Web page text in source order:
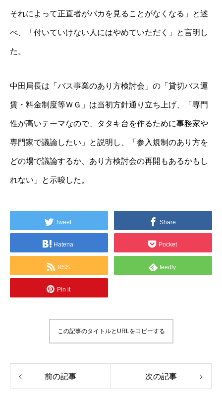
それによって正直者がバカを見ることがなくなる」と述
べ、「付いていけない人にはやめていただく」と言明し
た。
中田局長は「バス事業のあり方検討会」の「貸切バス運
賃・料金制度等ＷＧ」は当初方針通り立ち上げ、「専門
性が高いテーマなので、タタキ台を作るために事務家や
専門家で議論したい」と説明し、「参入規制のあり方を
どの場で議論するか、あり方検討会の再開もあるかもし
れない」と示唆した。
Tweet Share
Hatena Pocket
RSS feedly
Pin it
この記事のタイトルとURLをコピーする
前の記事 次の記事